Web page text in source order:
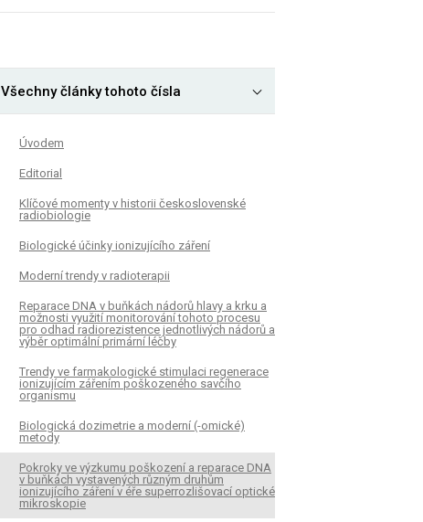
Všechny články tohoto čísla
Úvodem
Editorial
Klíčové momenty v historii československé
radiobiologie
Biologické účinky ionizujícího záření
Moderní trendy v radioterapii
Reparace DNA v buňkách nádorů hlavy a krku a
možnosti využití monitorování tohoto procesu
pro odhad radiorezistence jednotlivých nádorů a
výběr optimální primární léčby
Trendy ve farmakologické stimulaci regenerace
ionizujícím zářením poškozeného savčího
organismu
Biologická dozimetrie a moderní (-omické)
metody
Pokroky ve výzkumu poškození a reparace DNA
v buňkách vystavených různým druhům
ionizujícího záření v éře superrozlišovací optické
mikroskopie